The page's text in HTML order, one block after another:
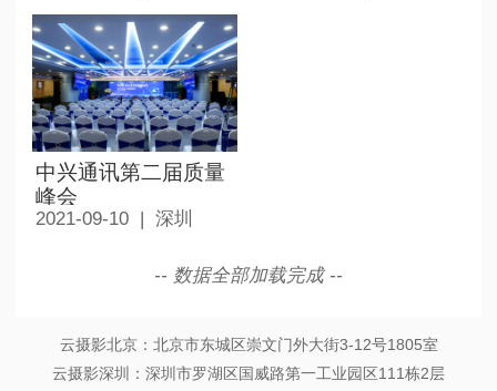
中兴通讯第二届质量
峰会
2021-09-10 | 深圳
-- 数据全部加载完成 --
云摄影北京：北京市东城区崇文门外大街3-12号1805室
云摄影深圳：深圳市罗湖区国威路第一工业园区111栋2层